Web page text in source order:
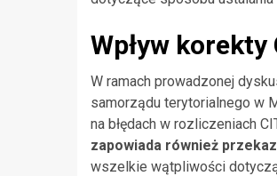
Wpływ
W ramach prowadzonej
samorządu terytorialnego w
na błędach w rozliczeniach
zapowiada również
wszelkie wątpliwości